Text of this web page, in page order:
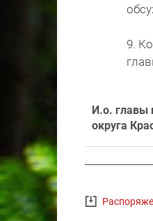
9.
И.о. главы
округа